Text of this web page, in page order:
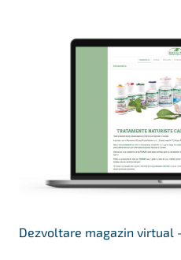
Dezvoltare magazin virtual